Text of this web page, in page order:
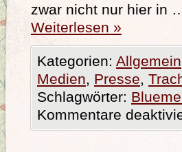
zwar nicht nur hier in
Weiterlesen »
Kategorien: Allgemein
Medien, Presse,
Schlagwörter:
Kommentare